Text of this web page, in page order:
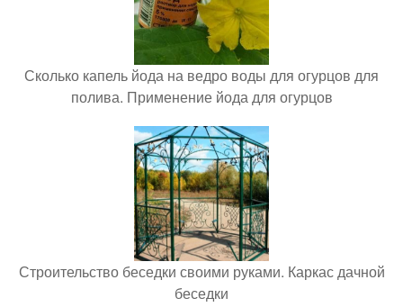
Сколько капель йода на ведро воды для огурцов для
полива. Применение йода для огурцов
Строительство беседки своими руками. Каркас дачной
беседки